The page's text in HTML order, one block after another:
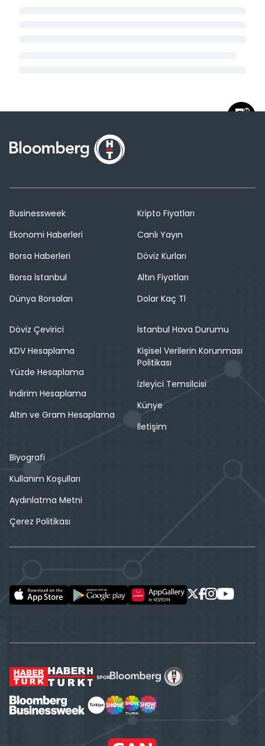
Businessweek
Ekonomi Haberleri
Borsa Haberleri
Borsa İstanbul
Dünya Borsaları
Kripto Fiyatları
Canlı Yayın
Döviz Kurları
Altın Fiyatları
Dolar Kaç Tl
Döviz Çevirici
KDV Hesaplama
Yüzde Hesaplama
İndirim Hesaplama
Altın ve Gram Hesaplama
İstanbul Hava Durumu
Kişisel Verilerin Korunması
Politikası
İzleyici Temsilcisi
Künye
İletişim
Biyografi
Kullanım Koşulları
Aydınlatma Metni
Çerez Politikası